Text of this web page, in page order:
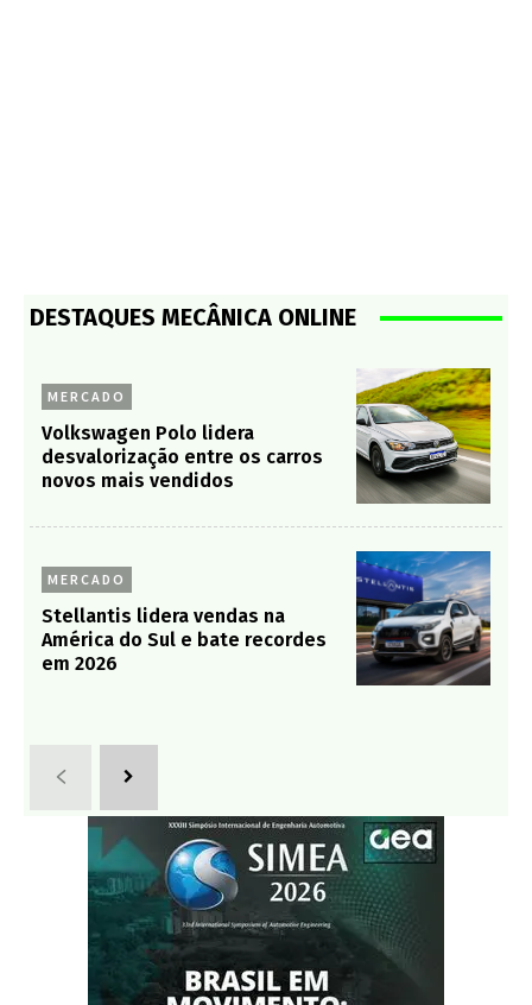
DESTAQUES MECÂNICA ONLINE
MERCADO
Volkswagen Polo lidera
desvalorização entre os carros
novos mais vendidos
MERCADO
Stellantis lidera vendas na
América do Sul e bate recordes
em 2026